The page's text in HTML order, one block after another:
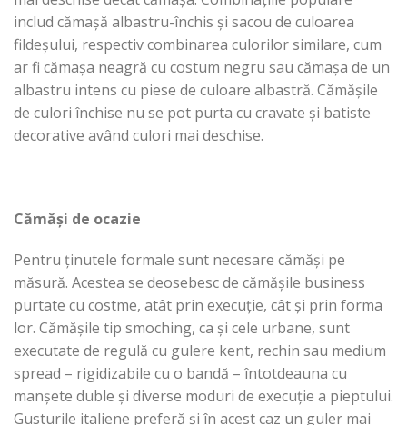
includ cămașă albastru-închis și sacou de culoarea
fildeșului, respectiv combinarea culorilor similare, cum
ar fi cămașa neagră cu costum negru sau cămașa de un
albastru intens cu piese de culoare albastră. Cămășile
de culori închise nu se pot purta cu cravate și batiste
decorative având culori mai deschise.
Cămăși de ocazie
Pentru ținutele formale sunt necesare cămăși pe
măsură. Acestea se deosebesc de cămășile business
purtate cu costme, atât prin execuție, cât și prin forma
lor. Cămășile tip smoching, ca și cele urbane, sunt
executate de regulă cu gulere kent, rechin sau medium
spread – rigidizabile cu o bandă – întotdeauna cu
manșete duble și diverse moduri de execuție a pieptului.
Gusturile italiene preferă și în acest caz un guler mai